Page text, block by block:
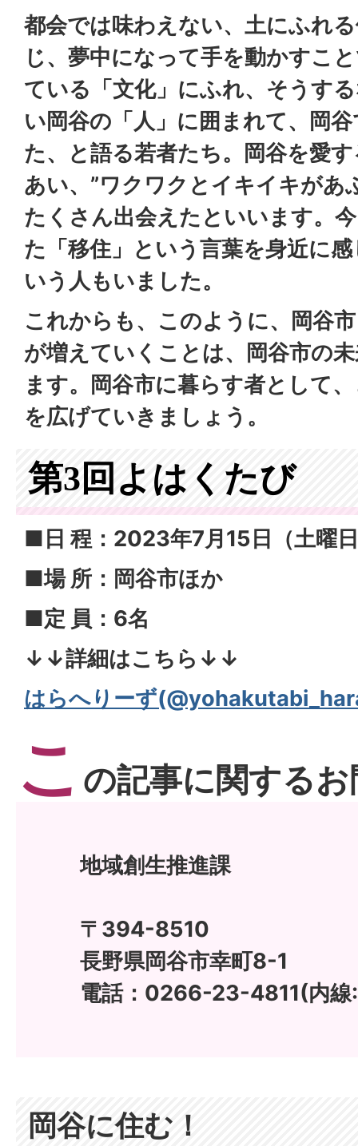
都会では味わえない、土にふれ
じ、夢中になって手を動かすこ
ている「文化」にふれ、そうす
い岡谷の「人」に囲まれて、岡
た、と語る若者たち。岡谷を愛
あい、”ワクワクとイキイキがあ
たくさん出会えたといいます。
た「移住」という言葉を身近に
いう人もいました。
これからも、このように、岡谷
が増えていくことは、岡谷市の
ます。岡谷市に暮らす者として
を広げていきましょう。
第3回よはくたび
■日 程：2023年7月15日（土曜
■場 所：岡谷市ほか
■定 員：6名
↓↓詳細はこちら↓↓
はらへりーず
こ の記事に関する
地域創生推進課
〒394-8510
長野県岡谷市幸町8-1
電話：0266-23-4811(内線
岡谷に住む！